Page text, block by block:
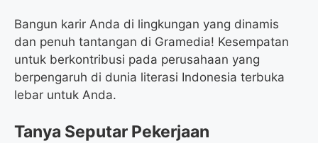
Bangun karir Anda di lingkungan yang dinamis
dan penuh tantangan di Gramedia! Kesempatan
untuk berkontribusi pada perusahaan yang
berpengaruh di dunia literasi Indonesia terbuka
lebar untuk Anda.
Tanya Seputar Pekerjaan